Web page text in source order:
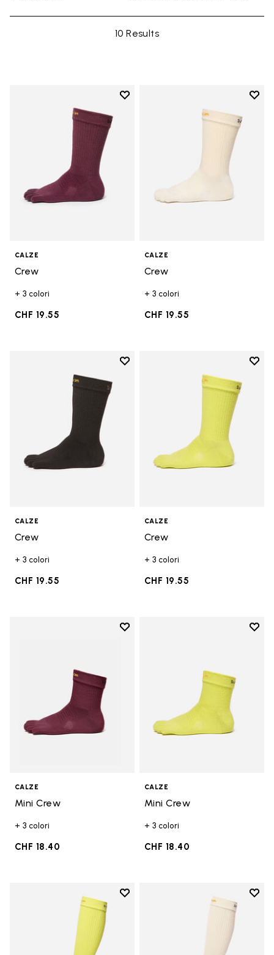
10 Results
Add to wishlist
Add to wishlist Crew
CALZE
Crew
+ 3 colori
CHF 19.55
Add
CALZE
Crew
+ 3 colori
CHF 19.55
Add to wishlist
Add to wishlist Crew
CALZE
Crew
+ 3 colori
CHF 19.55
Add
CALZE
Crew
+ 3 colori
CHF 19.55
Add to wishlist
CALZE
Mini Crew
+ 3 colori
CHF 18.40
Add
CALZE
Mini Crew
+ 3 colori
CHF 18.40
Add to wishlist
Add to wishlist High Crew
Add